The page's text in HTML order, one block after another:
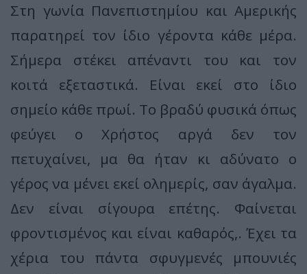
Στη γωνία Πανεπιστημίου και Αμερικής
παρατηρεί τον ίδιο γέροντα κάθε μέρα.
Σήμερα στέκει απέναντι του και τον
κοιτά εξεταστικά. Είναι εκεί στο ίδιο
σημείο κάθε πρωί. Το βραδύ φυσικά όπως
φεύγει ο Χρήστος αργά δεν τον
πετυχαίνει, μα θα ήταν κι αδύνατο ο
γέρος να μένει εκεί ολημερίς, σαν άγαλμα.
Δεν είναι σίγουρα επέτης. Φαίνεται
φροντισμένος και είναι καθαρός,. Έχει τα
χέρια του πάντα σφυγμενές μπουνιές